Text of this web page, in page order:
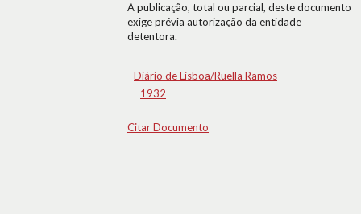
A publicação, total ou parcial, deste documento
exige prévia autorização da entidade
detentora.
Diário de Lisboa/Ruella Ramos
1932
Citar Documento